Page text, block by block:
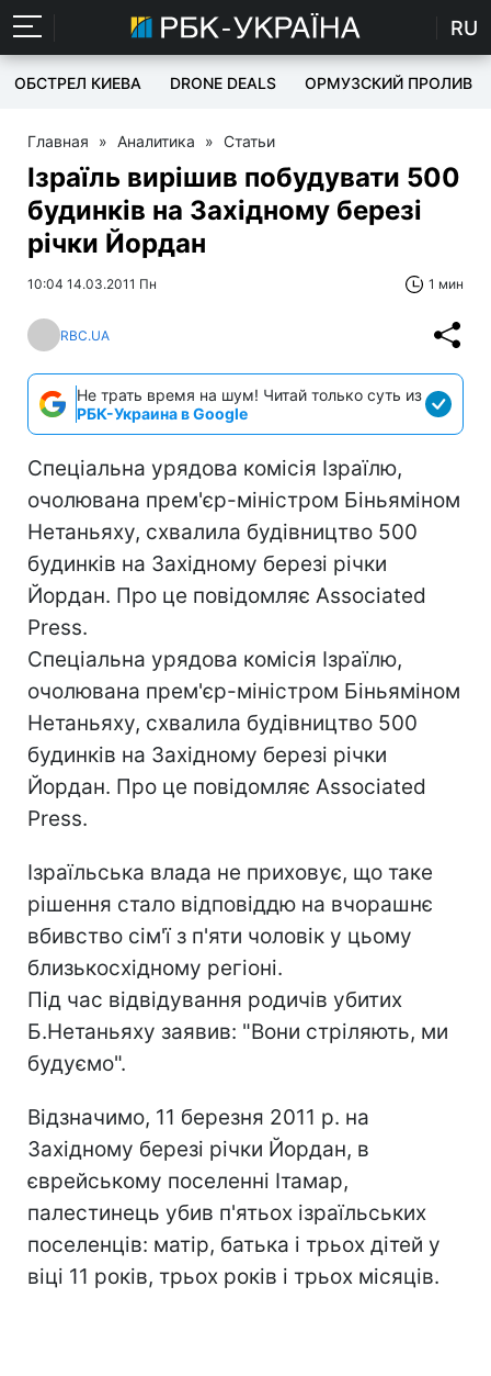
RU
ОБСТРЕЛ КИЕВА DRONE DEALS ОРМУЗСКИЙ ПРОЛИВ
Главная » Аналитика » Статьи
Ізраїль вирішив побудувати 500
будинків на Західному березі
річки Йордан
10:04 14.03.2011 Пн 1 мин
RBC.UA
Не трать время на шум! Читай только суть из
РБК-Украина в Google
Спеціальна урядова комісія Ізраїлю,
очолювана прем'єр-міністром Біньяміном
Нетаньяху, схвалила будівництво 500
будинків на Західному березі річки
Йордан. Про це повідомляє Associated
Press.
Спеціальна урядова комісія Ізраїлю,
очолювана прем'єр-міністром Біньяміном
Нетаньяху, схвалила будівництво 500
будинків на Західному березі річки
Йордан. Про це повідомляє Associated
Press.
Ізраїльська влада не приховує, що таке
рішення стало відповіддю на вчорашнє
вбивство сім'ї з п'яти чоловік у цьому
близькосхідному регіоні.
Під час відвідування родичів убитих
Б.Нетаньяху заявив: "Вони стріляють, ми
будуємо".
Відзначимо, 11 березня 2011 р. на
Західному березі річки Йордан, в
єврейському поселенні Ітамар,
палестинець убив п'ятьох ізраїльських
поселенців: матір, батька і трьох дітей у
віці 11 років, трьох років і трьох місяців.